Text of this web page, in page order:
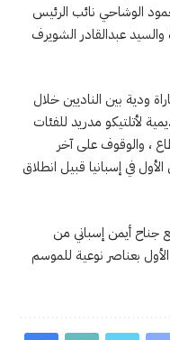
الوشاحي نائب الرئيس
عبدالقادر الشويرف
ودية بين الناديين خلال
لأتلتيكو مدريد للفئات
، والوقوف على آخر
في إسبانيا قبيل انطلاق
جناح أيمن إسباني من
بعناصر نوعية للموسم